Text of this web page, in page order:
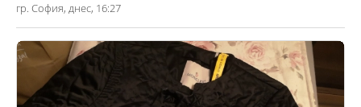
гр. София, днес, 16:27